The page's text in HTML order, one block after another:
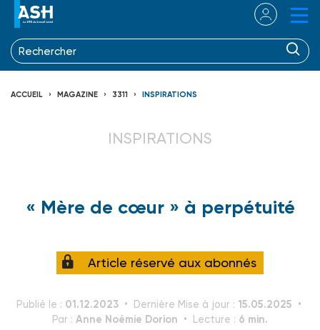
ACCUEIL MAGAZINE 3311 INSPIRATIONS
INSPIRATIONS
« Mère de cœur » à perpétuité
Article réservé aux abonnés
Publié le : 01.12.2023 Dernière Mise à jour : 15.05.2025
Par : Anne Noémie Dorion Lecture : 6 min.